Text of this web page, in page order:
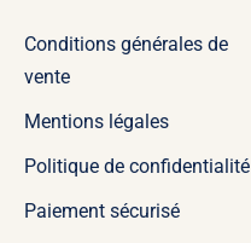
Conditions générales de
vente
Mentions légales
Politique de confidentialité
Paiement sécurisé